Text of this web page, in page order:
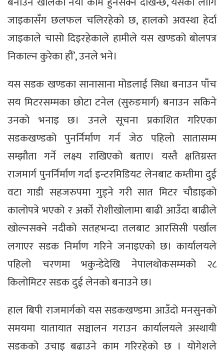
जाइकासँग छलफल चलिरहेको छ, हालको अवस्था हेर्दा
जाइकाले चासो दिइरहेकाले हामीले यस खण्डको बोलपत्र
निकाल्न कुरेका हौं’, उनले भने।
यस सडक खण्डका सानासाना मोडलाई सिधा बनाउन पाँच
सय मिटरसम्मका छोटा टनेल (सुरुङमार्ग) बनाउन सकिने
उनको भनाइ छ। उनले सूचना प्रकाशित गरिएका
सडकखण्डको पुनर्निर्माण गर्न जेठ पहिलो सातासम्म
सम्झौता गर्ने लक्ष्य राखिएको बताए। यस्तै क्षतिग्रस्त
राजमार्ग पुनर्निर्माण गर्दा इन्टरमिडियट लेनबाट कम्तीमा दुई
वटा गाडी सहजरुपमा गुड्ने गरी सात मिटर चौडाइको
कालोपत्रे भएको र अर्को रोशीखोलामा बाढी आउँदा बाढीले
खोल्नसक्ने नदीको सतहभन्दा तलबाट आरसिसी पर्खाल
लगाएर सडक निर्माण गरिने जनाइएको छ। कार्यालयले
पहिलो चरणमा भकुन्डेदेखि नेपालथोकसम्मको २८
किलोमिटर सडक दुई लेनको बनाउने छ।
हाल बिपी राजमार्गको यस सडकखण्डमा आउँदो मनसुनको
समयमा यातायात सञ्चालन गराउन कार्यालयले अस्थायी
सडकको उचाइ बढाउने काम गरिरहेको छ । योगेशले